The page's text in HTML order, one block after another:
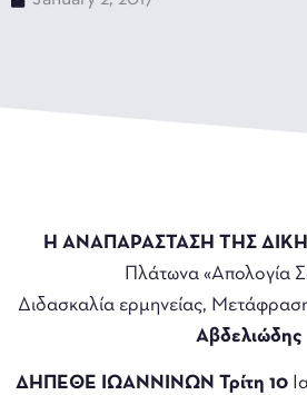
Η ΑΝΑΠΑΡΑΣΤΑΣΗ ΤΗΣ
Πλάτωνα «Απολογία
Διδασκαλία ερμηνείας,
Αβδελιώδης
ΔΗΠΕΘΕ ΙΩΑΝΝΙΝΩΝ Τρίτη 10